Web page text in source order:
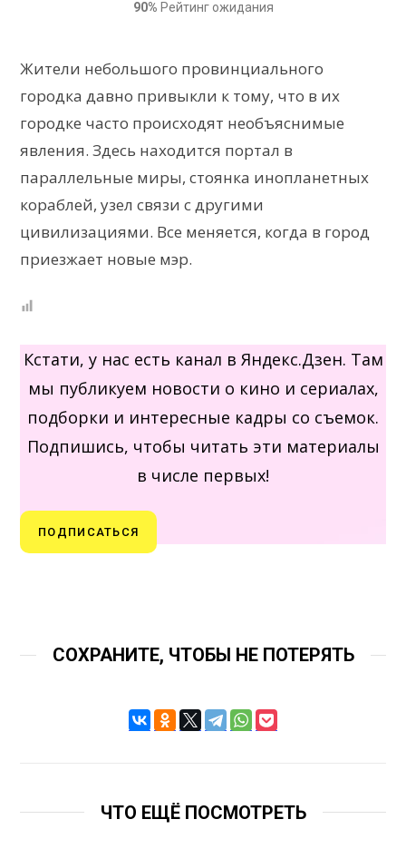
90% Рейтинг ожидания
Жители небольшого провинциального
городка давно привыкли к тому, что в их
городке часто происходят необъяснимые
явления. Здесь находится портал в
параллельные миры, стоянка инопланетных
кораблей, узел связи с другими
цивилизациями. Все меняется, когда в город
приезжает новые мэр.
Кстати, у нас есть канал в Яндекс.Дзен. Там
мы публикуем новости о кино и сериалах,
подборки и интересные кадры со съемок.
Подпишись, чтобы читать эти материалы
в числе первых!
ПОДПИСАТЬСЯ
СОХРАНИТЕ, ЧТОБЫ НЕ ПОТЕРЯТЬ
ЧТО ЕЩЁ ПОСМОТРЕТЬ